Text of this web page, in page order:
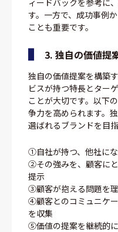
す。一方で、成功事例
ことも重要です。
3. 独自の価値提
独自の価値提案を構築
ビスが持つ特長とター
ことが大切です。以下
争力を高められます。
選ばれるブランドを目指
①自社が持つ、他社に
②その強みを、顧客に
提示
③顧客が抱える問題を
④顧客とのコミュニケ
を収集
⑤価値の提案を継続的